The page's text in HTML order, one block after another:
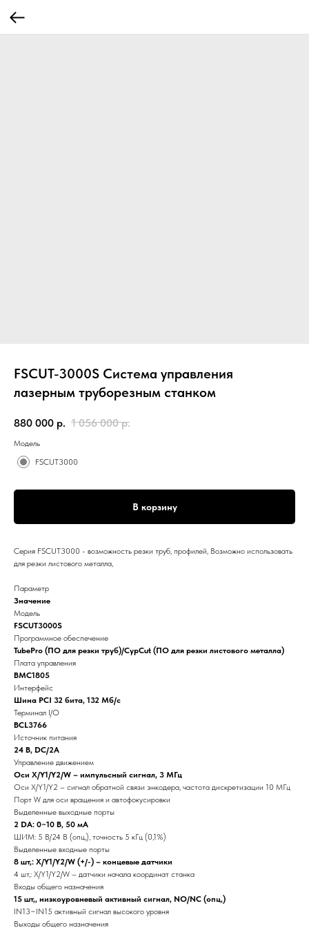
FSCUT-3000S Система управления
лазерным труборезным станком
880 000 р. 1 056 000 р.
Модель
FSCUT3000
В корзину
Серия FSCUT3000 - возможность резки труб, профилей, Возможно использовать
для резки листового металла,
Параметр
Значение
Модель
FSCUT3000S
Программное обеспечение
TubePro (ПО для резки труб)/CypCut (ПО для резки листового металла)
Плата управления
BMC1805
Интерфейс
Шина PCI 32 бита, 132 Мб/с
Терминал I/O
BCL3766
Источник питания
24 В, DC/2A
Управление движением
Оси X/Y1/Y2/W – импульсный сигнал, 3 МГц
Оси X/Y1/Y2 – сигнал обратной связи энкодера, частота дискретизации 10 МГц
Порт W для оси вращения и автофокусировки
Выделенные выходные порты
2 DA: 0~10 В, 50 мА
ШИМ: 5 В/24 В (опц,), точность 5 кГц (0,1%)
Выделенные входные порты
8 шт,: X/Y1/Y2/W (+/-) – концевые датчики
4 шт,: X/Y1/Y2/W – датчики начала координат станка
Входы общего назначения
15 шт,, низкоуровневый активный сигнал, NO/NC (опц,)
IN13~IN15 активный сигнал высокого уровня
Выходы общего назначения